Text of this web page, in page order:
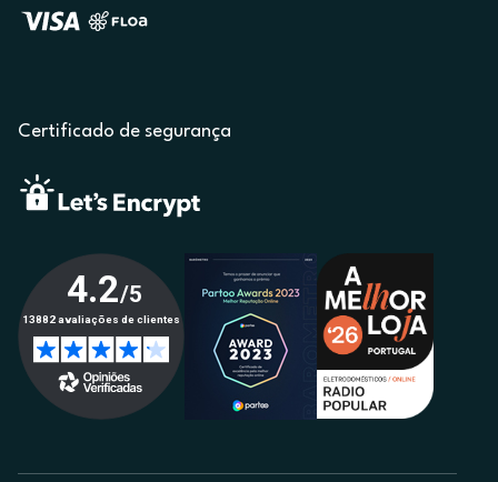
Certificado de segurança